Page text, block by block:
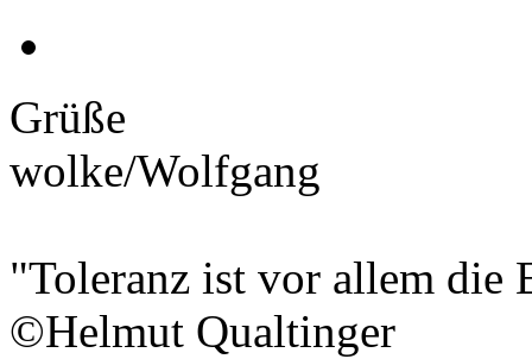
Grüße
wolke/Wolfgang
"Toleranz ist vor allem die
©Helmut Qualtinger